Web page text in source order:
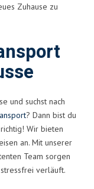
Zuhause zu
und suchst nach
? Dann bist du
Wir bieten
an. Mit unserer
Team sorgen
verläuft.